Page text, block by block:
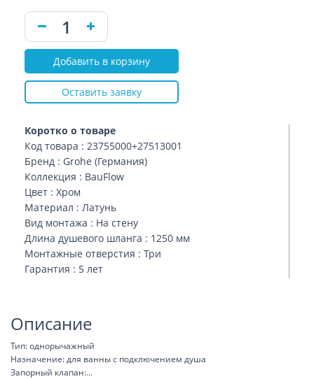
Коротко о товаре
Код товара : 23755000+27513001
Бренд : Grohe (Германия)
Коллекция : BauFlow
Цвет : Хром
Материал : Латунь
Вид монтажа : На стену
Длина душевого шланга : 1250 мм
Монтажные отверстия : Три
Гарантия : 5 лет
Добавить в корзину
Оставить заявку
Описание
Тип: однорычажный
Назначение: для ванны с подключением душа
Запорный клапан:...